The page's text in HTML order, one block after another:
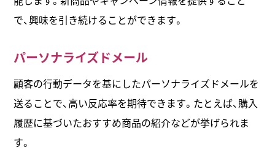
で、興味を引き続けることができます。
パーソナライズドメール
顧客の行動データを基にしたパーソナライズドメールを
送ることで、高い反応率を期待できます。たとえば、購入
履歴に基づいたおすすめ商品の紹介などが挙げられま
す。